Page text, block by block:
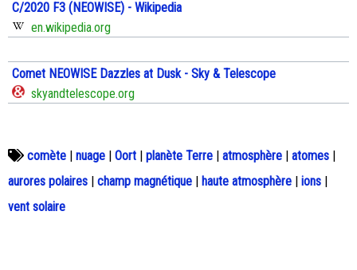
C/2020 F3 (NEOWISE) - Wikipedia
en.wikipedia.org
Comet NEOWISE Dazzles at Dusk - Sky & Telescope
skyandtelescope.org
comète | nuage | Oort | planète Terre | atmosphère | atomes |
aurores polaires | champ magnétique | haute atmosphère | ions |
vent solaire